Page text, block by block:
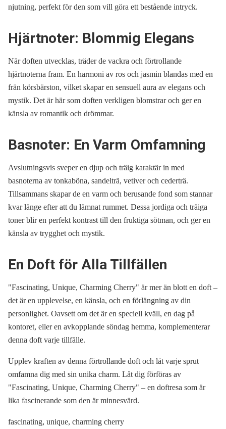
njutning, perfekt för den som vill göra ett bestående intryck.
Hjärtnoter: Blommig Elegans
När doften utvecklas, träder de vackra och förtrollande
hjärtnoterna fram. En harmoni av ros och jasmin blandas med en
frän körsbärston, vilket skapar en sensuell aura av elegans och
mystik. Det är här som doften verkligen blomstrar och ger en
känsla av romantik och drömmar.
Basnoter: En Varm Omfamning
Avslutningsvis sveper en djup och träig karaktär in med
basnoterna av tonkaböna, sandelträ, vetiver och cederträ.
Tillsammans skapar de en varm och berusande fond som stannar
kvar länge efter att du lämnat rummet. Dessa jordiga och träiga
toner blir en perfekt kontrast till den fruktiga sötman, och ger en
känsla av trygghet och mystik.
En Doft för Alla Tillfällen
"Fascinating, Unique, Charming Cherry" är mer än blott en doft –
det är en upplevelse, en känsla, och en förlängning av din
personlighet. Oavsett om det är en speciell kväll, en dag på
kontoret, eller en avkopplande söndag hemma, komplementerar
denna doft varje tillfälle.
Upplev kraften av denna förtrollande doft och låt varje sprut
omfamna dig med sin unika charm. Låt dig förföras av
"Fascinating, Unique, Charming Cherry" – en doftresa som är
lika fascinerande som den är minnesvärd.
fascinating, unique, charming cherry